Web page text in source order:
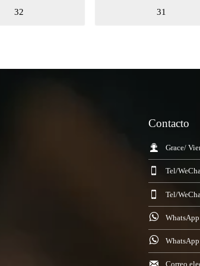
Contacto
 Grace/
 Tel/
 Tel/


Correo